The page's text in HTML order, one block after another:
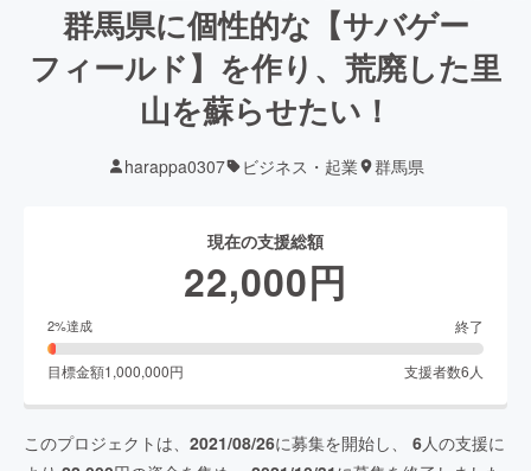
群馬県に個性的な【サバゲー
フィールド】を作り、荒廃した里
山を蘇らせたい！
harappa0307 ビジネス・起業 群馬県
現在の支援総額
22,000円
2%達成 終了
目標金額1,000,000円 支援者数6 人
このプロジェクトは、 2021/08/26に募集を開始し、 6人の支援に